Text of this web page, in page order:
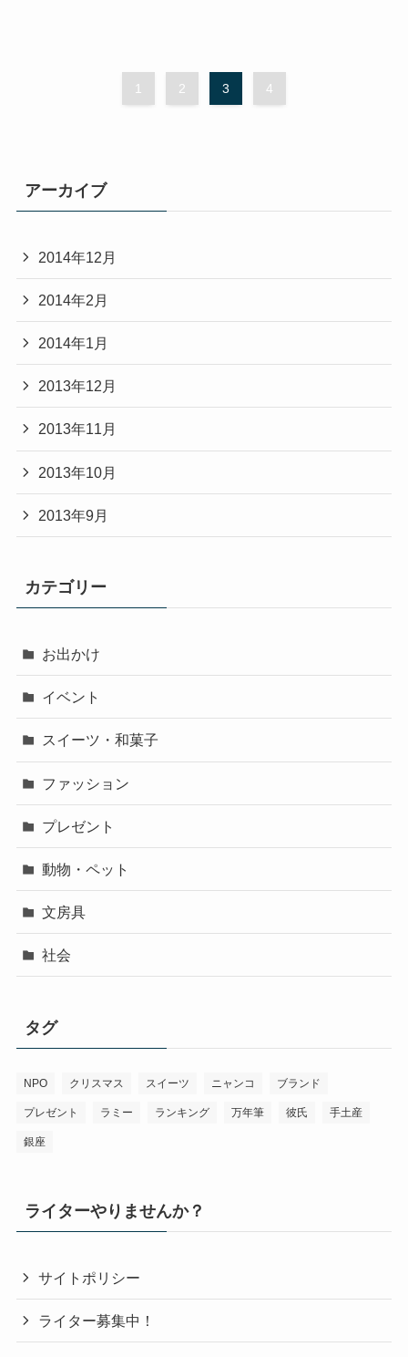
1 2 3 4
アーカイブ
2014年12月
2014年2月
2014年1月
2013年12月
2013年11月
2013年10月
2013年9月
カテゴリー
お出かけ
イベント
スイーツ・和菓子
ファッション
プレゼント
動物・ペット
文房具
社会
タグ
NPO クリスマス スイーツ ニャンコ ブランド
プレゼント ラミー ランキング 万年筆 彼氏 手土産
銀座
ライターやりませんか？
サイトポリシー
ライター募集中！